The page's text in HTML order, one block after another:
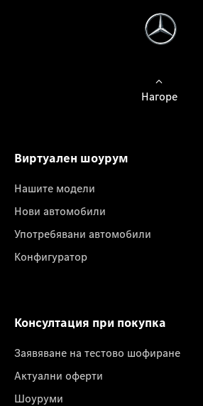
Нагоре
Виртуален шоурум
Нашите модели
Нови автомобили
Употребявани автомобили
Конфигуратор
Консултация при покупка
Заявяване на тестово шофиране
Актуални оферти
Шоуруми